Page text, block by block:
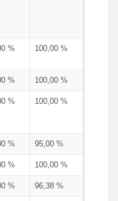
% 100,00 %
% 100,00 %
% 100,00 %
% 95,00 %
% 100,00 %
% 96,38 %